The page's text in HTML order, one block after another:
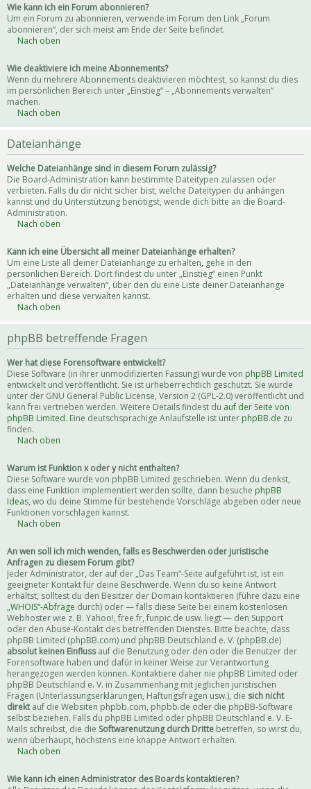
Wie kann ich ein Forum abonnieren?
Um ein Forum zu abonnieren, verwende im Forum den Link „Forum
abonnieren“, der sich meist am Ende der Seite befindet.
Nach oben
Wie deaktiviere ich meine Abonnements?
Wenn du mehrere Abonnements deaktivieren möchtest, so kannst du dies
im persönlichen Bereich unter „Einstieg“ – „Abonnements verwalten“
machen.
Nach oben
Dateianhänge
Welche Dateianhänge sind in diesem Forum zulässig?
Die Board-Administration kann bestimmte Dateitypen zulassen oder
verbieten. Falls du dir nicht sicher bist, welche Dateitypen du anhängen
kannst und du Unterstützung benötigst, wende dich bitte an die Board-
Administration.
Nach oben
Kann ich eine Übersicht all meiner Dateianhänge erhalten?
Um eine Liste all deiner Dateianhänge zu erhalten, gehe in den
persönlichen Bereich. Dort findest du unter „Einstieg“ einen Punkt
„Dateianhänge verwalten“, über den du eine Liste deiner Dateianhänge
erhalten und diese verwalten kannst.
Nach oben
phpBB betreffende Fragen
Wer hat diese Forensoftware entwickelt?
Diese Software (in ihrer unmodifizierten Fassung) wurde von phpBB Limited
entwickelt und veröffentlicht. Sie ist urheberrechtlich geschützt. Sie wurde
unter der GNU General Public License, Version 2 (GPL-2.0) veröffentlicht und
kann frei vertrieben werden. Weitere Details findest du auf der Seite von
phpBB Limited. Eine deutschsprachige Anlaufstelle ist unter phpBB.de zu
finden.
Nach oben
Warum ist Funktion x oder y nicht enthalten?
Diese Software wurde von phpBB Limited geschrieben. Wenn du denkst,
dass eine Funktion implementiert werden sollte, dann besuche phpBB
Ideas, wo du deine Stimme für bestehende Vorschläge abgeben oder neue
Funktionen vorschlagen kannst.
Nach oben
An wen soll ich mich wenden, falls es Beschwerden oder juristische
Anfragen zu diesem Forum gibt?
Jeder Administrator, der auf der „Das Team“-Seite aufgeführt ist, ist ein
geeigneter Kontakt für deine Beschwerde. Wenn du so keine Antwort
erhältst, solltest du den Besitzer der Domain kontaktieren (führe dazu eine
„WHOIS“-Abfrage durch) oder — falls diese Seite bei einem kostenlosen
Webhoster wie z. B. Yahoo!, free.fr, funpic.de usw. liegt — den Support
oder den Abuse-Kontakt des betreffenden Dienstes. Bitte beachte, dass
phpBB Limited (phpBB.com) und phpBB Deutschland e. V. (phpBB.de)
absolut keinen Einflussauf die Benutzung oder den oder die Benutzer der
Forensoftware haben und dafür in keiner Weise zur Verantwortung
herangezogen werden können. Kontaktiere daher nie phpBB Limited oder
phpBB Deutschland e. V. in Zusammenhang mit jeglichen juristischen
Fragen (Unterlassungserklärungen, Haftungsfragen usw.), die sich nicht
direktauf die Websiten phpbb.com, phpbb.de oder die phpBB-Software
selbst beziehen. Falls du phpBB Limited oder phpBB Deutschland e. V. E-
Mails schreibst, die die Softwarenutzung durch Dritte betreffen, so wirst du,
wenn überhaupt, höchstens eine knappe Antwort erhalten.
Nach oben
Wie kann ich einen Administrator des Boards kontaktieren?